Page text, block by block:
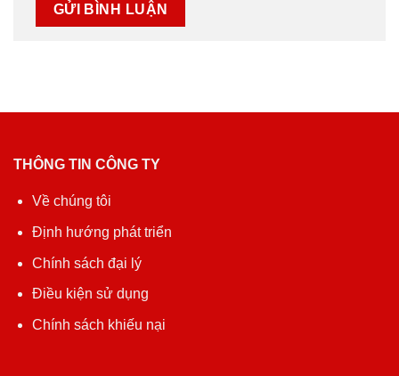
THÔNG TIN CÔNG TY
Về chúng tôi
Định hướng phát triển
Chính sách đại lý
Điều kiện sử dụng
Chính sách khiếu nại